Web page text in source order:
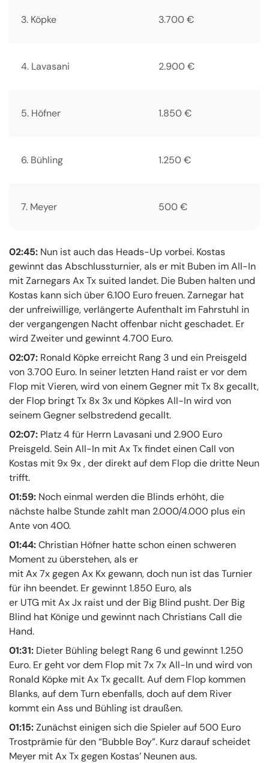
3. Köpke 3.700 €
4. Lavasani 2.900 €
5. Höfner 1.850 €
6. Bühling 1.250 €
7. Meyer 500 €
02:45: Nun ist auch das Heads-Up vorbei. Kostas
gewinnt das Abschlussturnier, als er mit Buben im All-In
mit Zarnegars Ax Tx suited landet. Die Buben halten und
Kostas kann sich über 6.100 Euro freuen. Zarnegar hat
der unfreiwillige, verlängerte Aufenthalt im Fahrstuhl in
der vergangengen Nacht offenbar nicht geschadet. Er
wird Zweiter und gewinnt 4.700 Euro.
02:07: Ronald Köpke erreicht Rang 3 und ein Preisgeld
von 3.700 Euro. In seiner letzten Hand raist er vor dem
Flop mit Vieren, wird von einem Gegner mit Tx 8x gecallt,
der Flop bringt Tx 8x 3x und Köpkes All-In wird von
seinem Gegner selbstredend gecallt.
02:07: Platz 4 für Herrn Lavasani und 2.900 Euro
Preisgeld. Sein All-In mit Ax Tx findet einen Call von
Kostas mit 9x 9x , der direkt auf dem Flop die dritte Neun
trifft.
01:59: Noch einmal werden die Blinds erhöht, die
nächste halbe Stunde zahlt man 2.000/4.000 plus ein
Ante von 400.
01:44:Christian Höfner hatte schon einen schweren
Moment zu überstehen, als er
mit Ax 7x gegen Ax Kx gewann, doch nun ist das Turnier
für ihn beendet. Er gewinnt 1.850 Euro, als
er UTG mit Ax Jx raist und der Big Blind pusht. Der Big
Blind hat Könige und gewinnt nach Christians Call die
Hand.
01:31: Dieter Bühling belegt Rang 6 und gewinnt 1.250
Euro. Er geht vor dem Flop mit 7x 7x All-In und wird von
Ronald Köpke mit Ax Tx gecallt. Auf dem Flop kommen
Blanks, auf dem Turn ebenfalls, doch auf dem River
kommt ein Ass und Bühling ist draußen.
01:15:Zunächst einigen sich die Spieler auf 500 Euro
Trostprämie für den “Bubble Boy”. Kurz darauf scheidet
Meyer mit Ax Tx gegen Kostas’ Neunen aus.